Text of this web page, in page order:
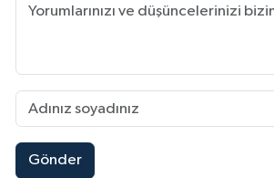
Gönder